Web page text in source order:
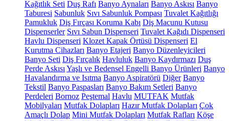
Kağıtlık Seti Duş Rafı Banyo Aynaları Banyo Askısı Banyo
Taburesi Sabunluk Sıvı Sabunluk Pompası Tuvalet Kağıtlığı
Pamukluk Diş Fırçası Koruma Kabı Diş Macunu Kutusu
Dispenserler Sıvı Sabun Dispenseri Tuvalet Kağıdı Dispenseri
Havlu Dispenseri Klozet Kapak Örtüsü Dispenseri El
Kurutma Cihazları Banyo Etajeri Banyo Düzenleyicileri
Banyo Seti Diş Fırçalık Havluluk Banyo Kaydırmazı Duş
Perde Askısı Yaşlı ve Bedensel Engelli Banyo Ürünleri Banyo
Havalandırma ve Isıtma Banyo Aspiratörü Diğer Banyo
Tekstil Banyo Paspasları Banyo Bakım Setleri Banyo
Perdeleri Bornoz Peştemal Havlu MUTFAK Mutfak
Mobilyaları Mutfak Dolapları Hazır Mutfak Dolapları Çok
Amaçlı Dolap Mini Mutfak Dolapları Mutfak Rafları Köşe